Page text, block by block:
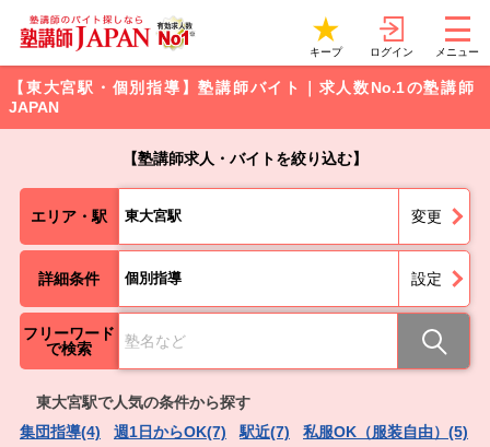
キープ ログイン メニュー
【東大宮駅・個別指導】塾講師バイト｜求人数No.1の塾講師
JAPAN
【塾講師求人・バイトを絞り込む】
エリア・駅 東大宮駅 変更
詳細条件 個別指導 設定
フリーワード
で検索
東大宮駅で人気の条件から探す
集団指導(4)
週1日からOK(7) 駅近(7) 私服OK（服装自由）(5)